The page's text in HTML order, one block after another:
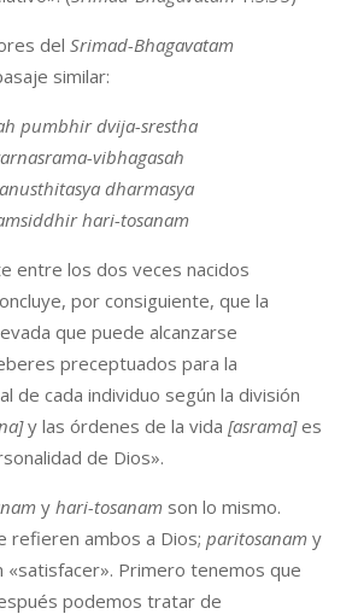
del Srimad-Bhagavatam
similar:
pumbhir dvija-srestha
vibhagasah
dharmasya
hari-tosanam
entre los dos veces nacidos
por consiguiente, que la
que puede alcanzarse
preceptuados para la
de cada individuo según la división
y las órdenes de la vida [asrama]es
de Dios».
y hari-tosanam son lo mismo.
refieren ambos a Dios; paritosanam y
«satisfacer». Primero tenemos que
podemos tratar de